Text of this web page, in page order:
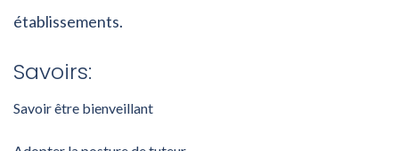
établissements.
Savoirs:
Savoir être bienveillant